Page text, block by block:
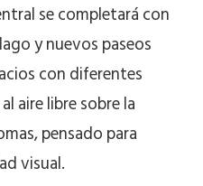
se completará con
y nuevos paseos
con diferentes
aire libre sobre la
pensado para
visual.